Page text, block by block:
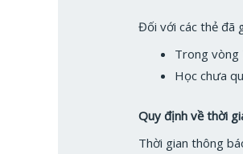
Đối với các thẻ đã
Trong vòng
Học chưa
Quy định về thời
Thời gian thông